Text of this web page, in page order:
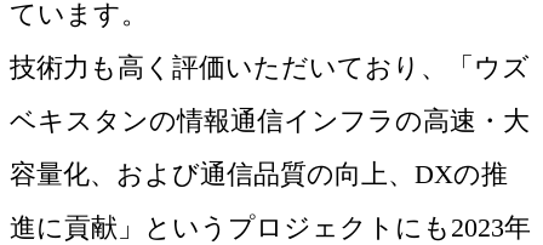
ています。
技術力も高く評価いただいており、「ウズ
ベキスタンの情報通信インフラの高速・大
容量化、および通信品質の向上、DXの推
進に貢献」というプロジェクトにも2023年